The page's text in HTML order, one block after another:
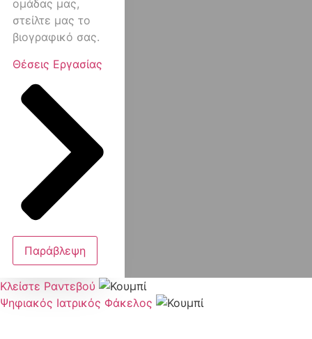
ομάδας μας,
στείλτε μας το
βιογραφικό σας.
Θέσεις Εργασίας
Παράβλεψη
Κλείστε Ραντεβού
Ψηφιακός Ιατρικός Φάκελος